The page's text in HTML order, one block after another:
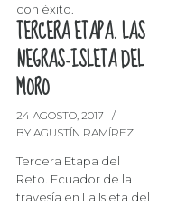
con éxito.
TERCERA ETAPA. LAS
NEGRAS-ISLETA DEL
MORO
24 AGOSTO, 2017
BY AGUSTÍN RAMÍREZ
Tercera Etapa del
Reto. Ecuador de la
travesía en La Isleta del